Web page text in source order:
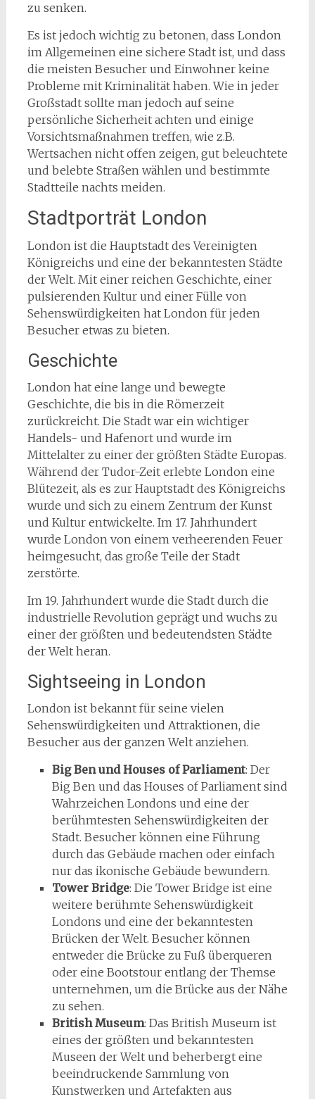
zu senken.
Es ist jedoch wichtig zu betonen, dass London
im Allgemeinen eine sichere Stadt ist, und dass
die meisten Besucher und Einwohner keine
Probleme mit Kriminalität haben. Wie in jeder
Großstadt sollte man jedoch auf seine
persönliche Sicherheit achten und einige
Vorsichtsmaßnahmen treffen, wie z.B.
Wertsachen nicht offen zeigen, gut beleuchtete
und belebte Straßen wählen und bestimmte
Stadtteile nachts meiden.
Stadtporträt London
London ist die Hauptstadt des Vereinigten
Königreichs und eine der bekanntesten Städte
der Welt. Mit einer reichen Geschichte, einer
pulsierenden Kultur und einer Fülle von
Sehenswürdigkeiten hat London für jeden
Besucher etwas zu bieten.
Geschichte
London hat eine lange und bewegte
Geschichte, die bis in die Römerzeit
zurückreicht. Die Stadt war ein wichtiger
Handels- und Hafenort und wurde im
Mittelalter zu einer der größten Städte Europas.
Während der Tudor-Zeit erlebte London eine
Blütezeit, als es zur Hauptstadt des Königreichs
wurde und sich zu einem Zentrum der Kunst
und Kultur entwickelte. Im 17. Jahrhundert
wurde London von einem verheerenden Feuer
heimgesucht, das große Teile der Stadt
zerstörte.
Im 19. Jahrhundert wurde die Stadt durch die
industrielle Revolution geprägt und wuchs zu
einer der größten und bedeutendsten Städte
der Welt heran.
Sightseeing in London
London ist bekannt für seine vielen
Sehenswürdigkeiten und Attraktionen, die
Besucher aus der ganzen Welt anziehen.
Big Ben und Houses of Parliament: Der
Big Ben und das Houses of Parliament sind
Wahrzeichen Londons und eine der
berühmtesten Sehenswürdigkeiten der
Stadt. Besucher können eine Führung
durch das Gebäude machen oder einfach
nur das ikonische Gebäude bewundern.
Tower Bridge: Die Tower Bridge ist eine
weitere berühmte Sehenswürdigkeit
Londons und eine der bekanntesten
Brücken der Welt. Besucher können
entweder die Brücke zu Fuß überqueren
oder eine Bootstour entlang der Themse
unternehmen, um die Brücke aus der Nähe
zu sehen.
British Museum: Das British Museum ist
eines der größten und bekanntesten
Museen der Welt und beherbergt eine
beeindruckende Sammlung von
Kunstwerken und Artefakten aus